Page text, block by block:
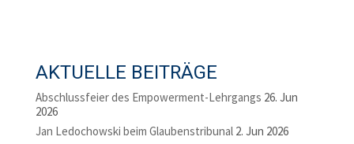
AKTUELLE BEITRÄGE
Abschlussfeier des Empowerment-Lehrgangs 26. Jun
2026
Jan Ledochowski beim Glaubenstribunal 2. Jun 2026